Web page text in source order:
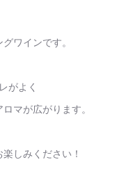
ワインです。
がよく
マが広がります。
しみください！